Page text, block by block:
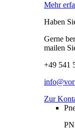
Mehr
Haben
Gerne
mailen
+49 541
Zur